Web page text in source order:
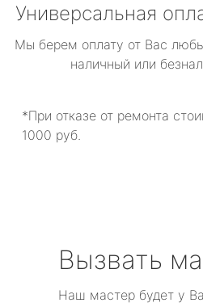
Универсальная
Мы берем оплату от Вас
наличный или
*При отказе от ремонта
1000 руб.
Вызвать
Наш мастер будет у